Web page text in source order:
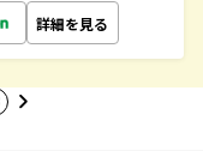
詳細を見る